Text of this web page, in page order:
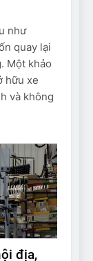
như
quay lại
Một khảo
hữu xe
và không
địa,